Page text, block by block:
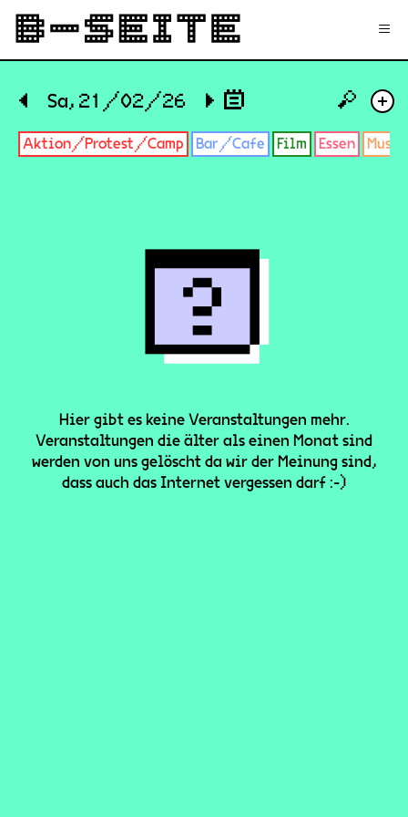
≡
◀ Sa, 21/02/26 ▶ +
🔎
Aktion/Protest/Camp Bar/Cafe Film Essen
Hier gibt es keine Veranstaltungen mehr.
Veranstaltungen die älter als einen Monat sind
werden von uns gelöscht da wir der Meinung sind,
dass auch das Internet vergessen darf :-)